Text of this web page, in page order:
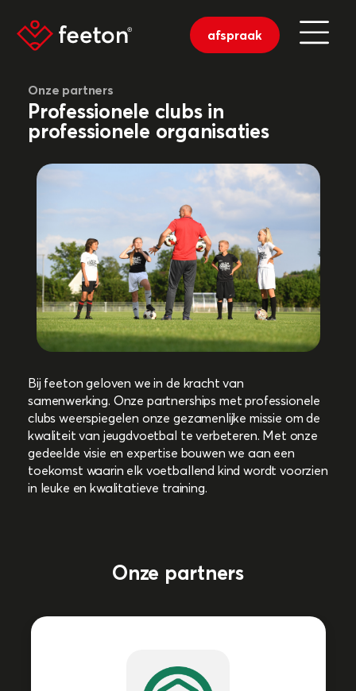
afspraak
Onze partners
Professionele clubs in
professionele organisaties
Bij feeton geloven we in de kracht van
samenwerking. Onze partnerships met professionele
clubs weerspiegelen onze gezamenlijke missie om de
kwaliteit van jeugdvoetbal te verbeteren. Met onze
gedeelde visie en expertise bouwen we aan een
toekomst waarin elk voetballend kind wordt voorzien
in leuke en kwalitatieve training.
Onze partners